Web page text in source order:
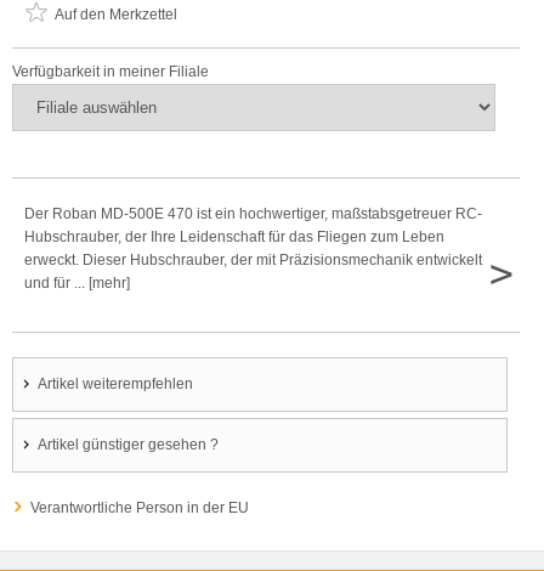
Auf den Merkzettel
Verfügbarkeit in meiner Filiale
Der Roban MD-500E 470 ist ein hochwertiger, maßstabsgetreuer RC-
Hubschrauber, der Ihre Leidenschaft für das Fliegen zum Leben
erweckt. Dieser Hubschrauber, der mit Präzisionsmechanik entwickelt
und für ... [mehr]
>
Artikel weiterempfehlen
Artikel günstiger gesehen ?
Verantwortliche Person in der EU